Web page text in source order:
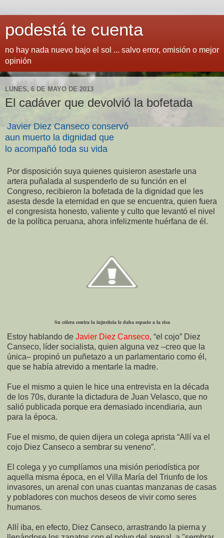
podestá te cuenta
no hay nada nuevo bajo el sol ... salvo error, omisión o mejor
opinión
LUNES, 6 DE MAYO DE 2013
El cadáver que devolvió la bofetada
Javier Diez Canseco conservó
aun muerto la dignidad que
lo acompañó toda su vida
Por disposición suya quienes quisieron asestarle una
artera puñalada al suspenderlo de su función en el
Congreso, recibieron la bofetada de la dignidad que les
asesta desde la eternidad en que se encuentra, quien fuera
el congresista honesto, valiente y culto que levantó el nivel
de la política peruana, ahora infelizmente huérfana de él.
Su cólera contra la injusticia le daba espacio a la risa
Estoy hablando de Javier Diez Canseco, “el cojo” Diez
Canseco, líder socialista, quien alguna vez –creo que la
única– propinó un puñetazo a un parlamentario como él,
que se había atrevido a mentarle la madre.
Fue el mismo a quien le hice una entrevista en la década
de los 70s, durante la dictadura de Juan Velasco, que no
salió publicada porque era demasiado incendiaria, aun
para la época.
Fue el mismo, de quien dijera un colega aprista “Allí va el
cojo Diez Canseco a sembrar su veneno”.
El colega y yo cumplíamos una misión periodística por
aquella misma época, en el Villa María del Triunfo de los
invasores, un arenal con unas cuantas manzanas de casas
y pobladores con muchos deseos de vivir como seres
humanos.
Allí iba, en efecto, Diez Canseco, arrastrando la pierna y